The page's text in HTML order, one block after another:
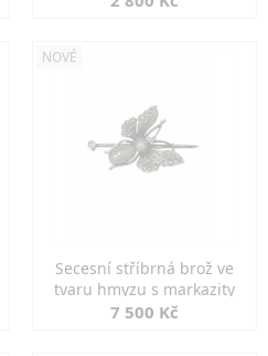
NOVÉ
Secesní stříbrná brož ve
tvaru hmyzu s markazity
7 500 Kč